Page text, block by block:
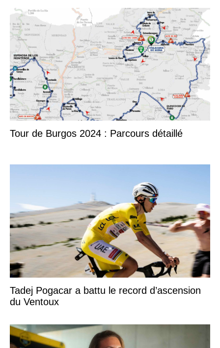
Tour de Burgos 2024 : Parcours détaillé
Tadej Pogacar a battu le record d’ascension
du Ventoux